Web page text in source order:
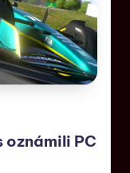
oznámili PC